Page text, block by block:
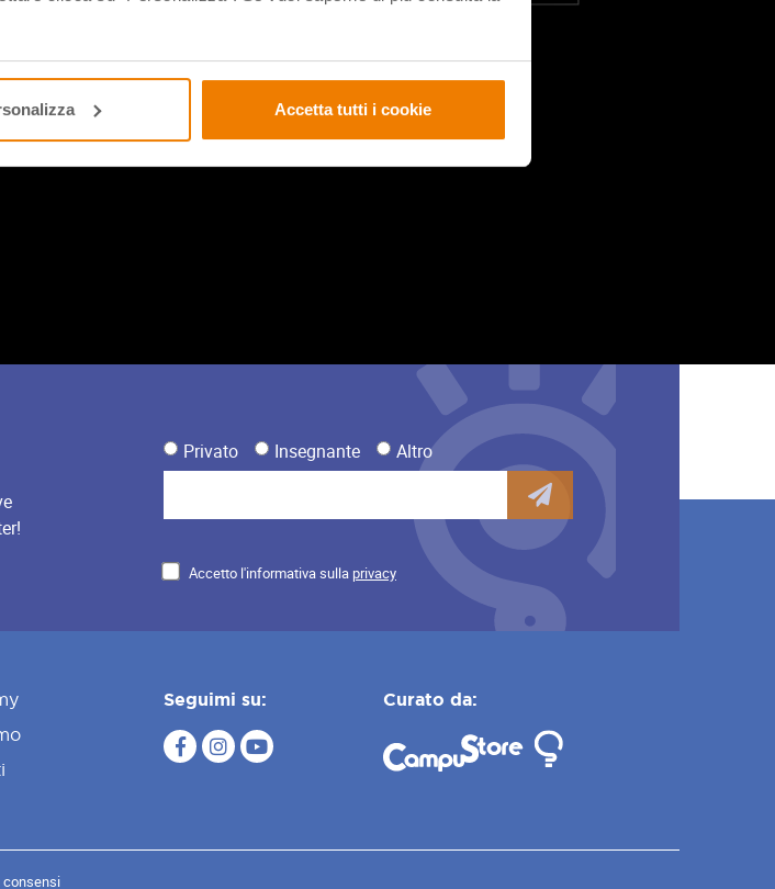
Accetta tutti i cookie
Edilizia scolastica, ci
ricercatrice Indire dal 1998, referente
– nato dalla collaborazione tra la
poli tecnico-professionali. Inoltre fa parte
Privato Insegnante Altro
Accetto l'informativa sulla privacy
Seguimi su: Curato da: